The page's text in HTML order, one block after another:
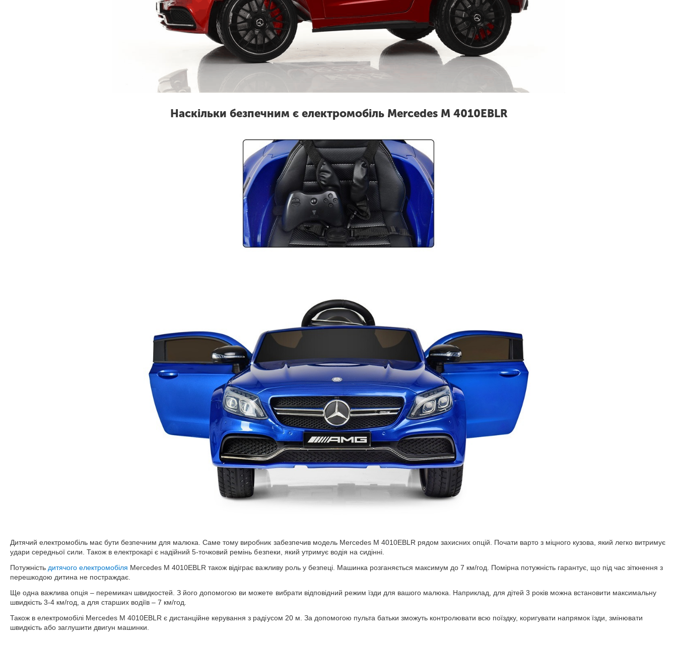
Наскільки безпечним є електромобіль Mercedes M 4010EBLR
Дитячий електромобіль має бути безпечним для малюка. Саме тому виробник забезпечив модель Mercedes M 4010EBLR рядом захисних опцій. Почати варто з міцного кузова, який легко витримує
удари середньої сили. Також в електрокарі є надійний 5-точковий ремінь безпеки, який утримує водія на сидінні.
Потужністьдитячого електромобіля Mercedes M 4010EBLR також відіграє важливу роль у безпеці. Машинка розганяється максимум до 7 км/год. Помірна потужність гарантує, що під час зіткнення з
перешкодою дитина не постраждає.
Ще одна важлива опція – перемикач швидкостей. З його допомогою ви можете вибрати відповідний режим їзди для вашого малюка. Наприклад, для дітей 3 років можна встановити максимальну
швидкість 3-4 км/год, а для старших водіїв – 7 км/год.
Також в електромобілі Mercedes M 4010EBLR є дистанційне керування з радіусом 20 м. За допомогою пульта батьки зможуть контролювати всю поїздку, коригувати напрямок їзди, змінювати
швидкість або заглушити двигун машинки.